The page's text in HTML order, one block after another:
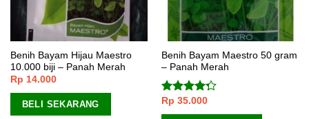
Benih Bayam Hijau Maestro
10.000 biji – Panah Merah
Rp 14.000
BELI SEKARANG
Benih Bayam Maestro 50 gram
– Panah Merah
Dinilai
4.00dari
Rp 35.000